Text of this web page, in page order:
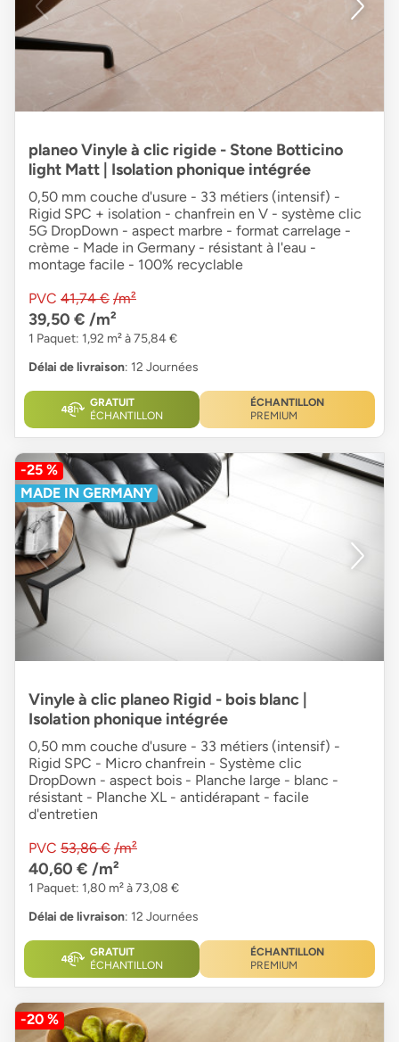
planeo Vinyle à clic rigide - Stone Botticino
light Matt | Isolation phonique intégrée
0,50 mm couche d'usure - 33 métiers (intensif) -
Rigid SPC + isolation - chanfrein en V - système clic
5G DropDown - aspect marbre - format carrelage -
crème - Made in Germany - résistant à l'eau -
montage facile - 100% recyclable
PVC 41,74 € /m²
39,50 € /m²
1 Paquet: 1,92 m² à 75,84 €
Délai de livraison: 12 Journées
GRATUIT
ÉCHANTILLON
ÉCHANTILLON
PREMIUM
-25 %
MADE IN GERMANY
Vinyle à clic planeo Rigid - bois blanc |
Isolation phonique intégrée
0,50 mm couche d'usure - 33 métiers (intensif) -
Rigid SPC - Micro chanfrein - Système clic
DropDown - aspect bois - Planche large - blanc -
résistant - Planche XL - antidérapant - facile
d'entretien
PVC 53,86 € /m²
40,60 € /m²
1 Paquet: 1,80 m² à 73,08 €
Délai de livraison: 12 Journées
GRATUIT
ÉCHANTILLON
ÉCHANTILLON
PREMIUM
-20 %